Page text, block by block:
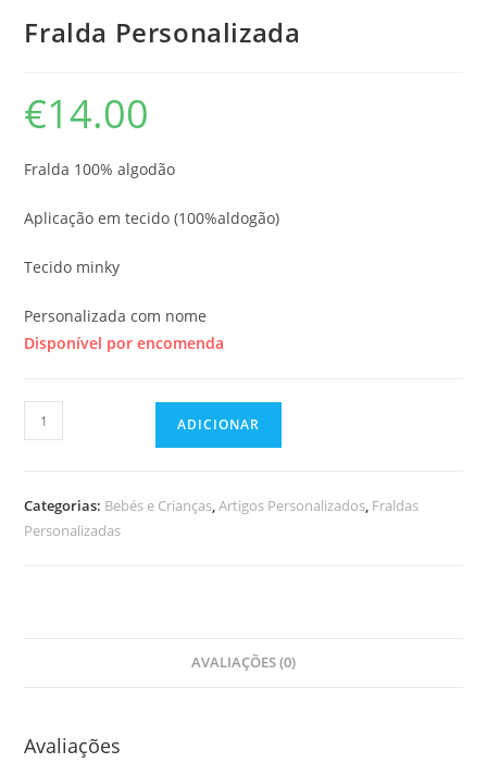
Fralda Personalizada
€14.00
Fralda 100% algodão
Aplicação em tecido (100%aldogão)
Tecido minky
Personalizada com nome
Disponível por encomenda
Quantidade
de
Personalizada
ADICIONAR
Categorias: Bebés e Crianças,Artigos Personalizados, Fraldas
Personalizadas
AVALIAÇÕES (0)
Avaliações